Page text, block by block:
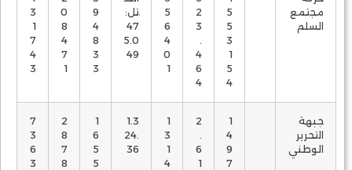
مجتمع
السلم
5
5
3
1
5
4
2
3
4
6
4
5
6
4
0
1
تل:
47
5.0
49
9
4
8
3
3
0
8
4
7
1
3
1
7
4
3
جبهة
التحرير
الوطني
1
4
9
7
2
6
1
1
3
1
4
1.3
24.
36
1
6
5
5
2
8
7
8
7
3
6
3